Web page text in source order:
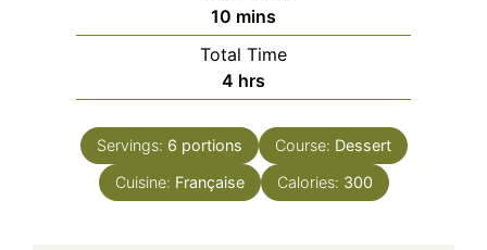
10 minutes
mins
Total Time
4 hours
hrs
Servings: 6 portions Course: Dessert
Cuisine: Française Calories: 300